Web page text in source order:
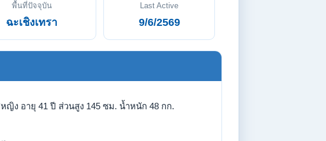
พื้นที่ปัจจุบัน
ฉะเชิงเทรา
Last Active
9/6/2569
หญิง อายุ 41 ปี ส่วนสูง 145 ซม. น้ำหนัก 48 กก.